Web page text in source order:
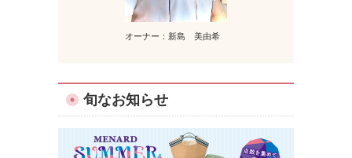
オーナー：新島 美由希
旬なお知らせ